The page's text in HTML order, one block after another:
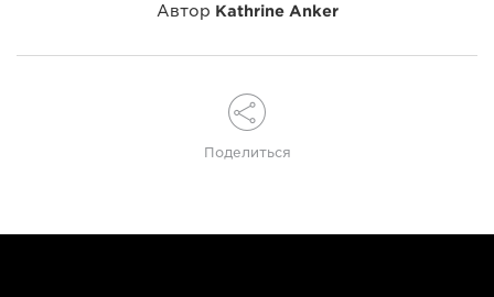
Автор Kathrine Anker
Поделиться